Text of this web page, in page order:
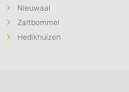
Nieuwaal
Zaltbommel
Hedikhuizen